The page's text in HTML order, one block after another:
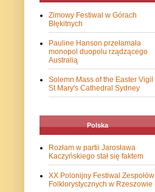
Zimowy Festiwal w Górach
Błękitnych
Pauline Hanson przełamała
monopol duopolu rządzącego
Australią
Solemn Mass of the Easter Vigil
St Mary's Cathedral Sydney
Polska
Rozłam w partii Jarosława
Kaczyńskiego stał się faktem
XX Polonijny Festiwal Zespołów
Folklorystycznych w Rzeszowie